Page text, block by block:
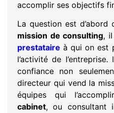
accomplir ses objectifs
La question est
mission de consulting,
prestataire à qui on est
l’activité de
confiance non
directeur qui vend la
équipes qui
cabinet, ou consultant